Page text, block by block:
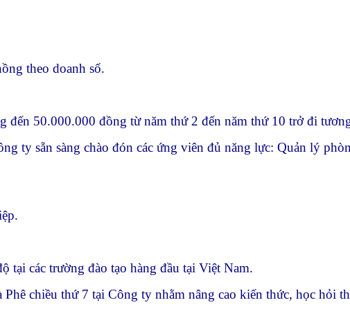
theo doanh số.
đến 50.000.000 đồng từ năm thứ 2 đến năm thứ 10 trở đi
ty sẵn sàng chào đón các ứng viên đủ năng lực: Quản lý
tại các trường đào tạo hàng đầu tại Việt Nam.
chiều thứ 7 tại Công ty nhằm nâng cao kiến thức, học hỏi